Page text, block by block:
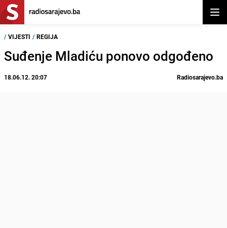
/ VIJESTI / REGIJA
Suđenje Mladiću ponovo odgođeno
18.06.12. 20:07 Radiosarajevo.ba